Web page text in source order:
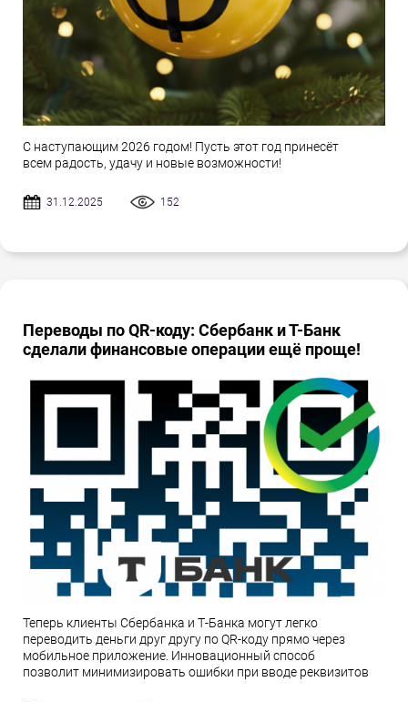
С наступающим 2026 годом! Пусть этот год принесёт
всем радость, удачу и новые возможности!
31.12.2025 152
Переводы по QR-коду: Сбербанк и Т-Банк
сделали финансовые операции ещё проще!
Теперь клиенты Сбербанка и Т-Банка могут легко
переводить деньги друг другу по QR-коду прямо через
мобильное приложение. Инновационный способ
позволит минимизировать ошибки при вводе реквизитов